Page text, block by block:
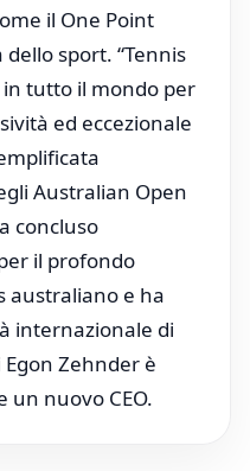
il One Point
sport. “Tennis
tutto il mondo per
ed eccezionale
Australian Open
concluso
il profondo
australiano e ha
internazionale di
Zehnder è
un nuovo CEO.